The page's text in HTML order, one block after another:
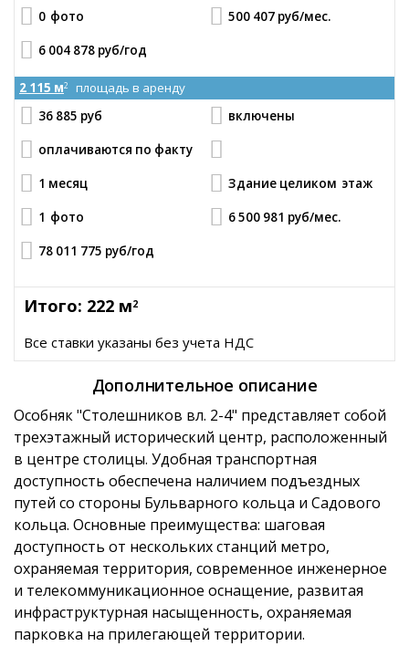
0 фото 500 407 руб/мес.
6 004 878 руб/год
2 115 м2
площадь в аренду
36 885 руб
включены
оплачиваются по факту
1 месяц Здание целиком этаж
1 фото 6 500 981 руб/мес.
78 011 775 руб/год
Итого: 222 м2
Все ставки указаны без учета НДС
Дополнительное описание
Особняк "Столешников вл. 2-4" представляет собой
трехэтажный исторический центр, расположенный
в центре столицы. Удобная транспортная
доступность обеспечена наличием подъездных
путей со стороны Бульварного кольца и Садового
кольца. Основные преимущества: шаговая
доступность от нескольких станций метро,
охраняемая территория, современное инженерное
и телекоммуникационное оснащение, развитая
инфраструктурная насыщенность, охраняемая
парковка на прилегающей территории.